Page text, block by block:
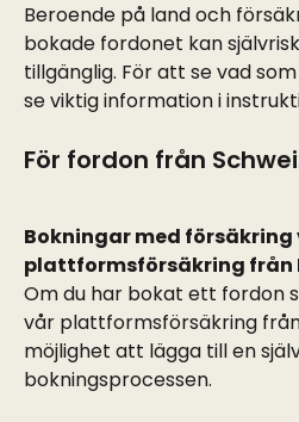
Beroende på land och
bokade fordonet kan
tillgänglig. För att se vad
se viktig information i
För fordon från
Bokningar med försäkring
plattformsförsäkring från
Om du har bokat ett fordon
vår plattformsförsäkring
möjlighet att lägga till en
bokningsprocessen.